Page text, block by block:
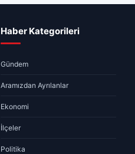
Haber Kategorileri
Gündem
Aramızdan Ayrılanlar
Ekonomi
İlçeler
Politika